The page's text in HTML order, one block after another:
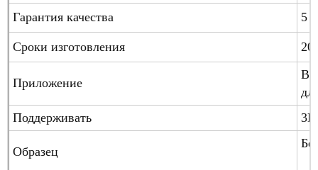
Гарантия качества
5
Сроки изготовления
Приложение
Поддерживать
Образец